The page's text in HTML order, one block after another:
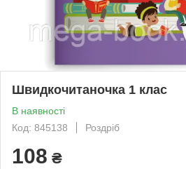
Швидкочитаночка 1 клас
В наявності
Код: 845138
Роздріб
108 ₴